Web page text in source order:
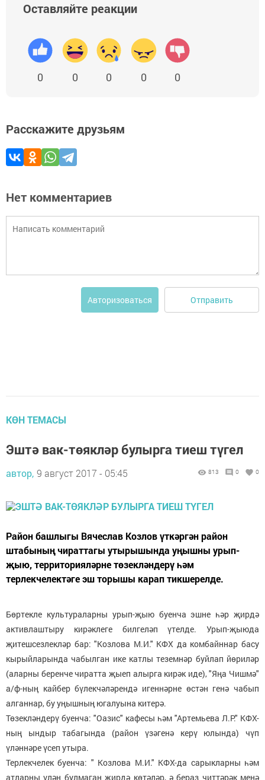
Оставляйте реакции
0 0 0 0 0
Расскажите друзьям
Нет комментариев
Авторизоваться Отправить
КӨН ТЕМАСЫ
Эштә вак-төякләр булырга тиеш түгел
автор, 9 август 2017 - 05:45 813 0 0
Район башлыгы Вячеслав Козлов үткәргән район
штабының чираттагы утырышында уңышны урып-
җыю, территорияләрне төзекләндерү һәм
терлекчелектәге эш торышы карап тикшерелде.
Бөртекле культураларны урып-җыю буенча эшне һәр җирдә
активлаштыру кирәклеге билгеләп үтелде. Урып-җыюда
җитешсезлекләр бар: "Козлова М.И." КФХ да комбайннар басу
кырыйларында чабылган ике катлы теземнәр буйлап йөриләр
(аларны беренче чиратта җыеп алырга кирәк иде), "Яңа Чишмә"
а/ф-ның кайбер бүлекчәләрендә игеннәрне өстән генә чабып
алганнар, бу уңышның югалуына китерә.
Төзекләндерү буенча: "Оазис" кафесы һәм "Артемьева Л.Р." КФХ-
ның ындыр табагында (район үзәгенә керү юлында) чүп
үләннәре үсеп утыра.
Терлекчелек буенча: " Козлова М.И." КФХ-да сарыкларны һәм
атларны үлән булмаган җирдә көтәләр, ә бераз читтәрәк менә